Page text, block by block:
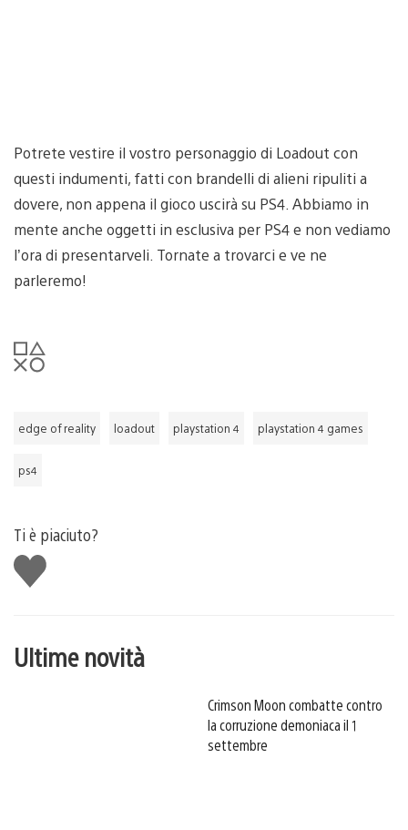
Potrete vestire il vostro personaggio di Loadout con
questi indumenti, fatti con brandelli di alieni ripuliti a
dovere, non appena il gioco uscirà su PS4. Abbiamo in
mente anche oggetti in esclusiva per PS4 e non vediamo
l’ora di presentarveli. Tornate a trovarci e ve ne
parleremo!
edge of reality loadout playstation 4 playstation 4 games
ps4
Ti è piaciuto?
Mi
piace
Ultime novità
Crimson Moon combatte contro
la corruzione demoniaca il 1
settembre